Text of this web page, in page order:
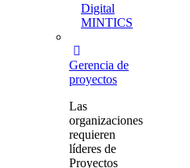
Digital
MINTICS
Gerencia de
proyectos
Las
organizaciones
requieren
líderes de
Proyectos